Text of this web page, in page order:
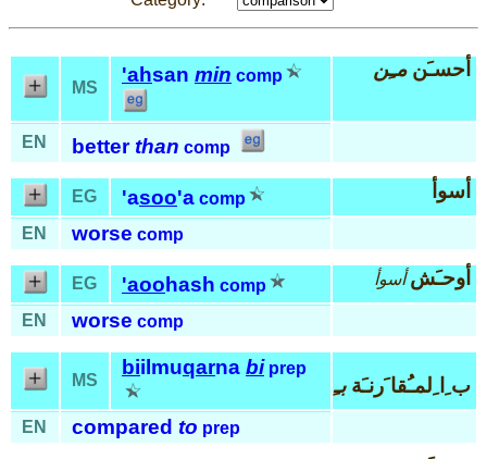
MS
'ahsan min comp أحسـَنمـِن
EN betterthan comp
EG 'asoo'a comp أسوأ
EN worse comp
EG 'aoohash comp أوحـَش أسوأ
EN worse comp
MS
biilmuqarna bi prep
ب ِا ِلمـُقا َرنـَةبـِ
EN compared to prep